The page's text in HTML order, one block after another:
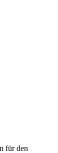
für den